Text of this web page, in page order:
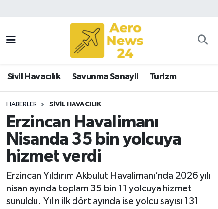
Sivil Havacılık Savunma Sanayii Turizm
HABERLER SIVIL HAVACILIK
Erzincan Havalimanı
Nisanda 35 bin yolcuya
hizmet verdi
Erzincan Yıldırım Akbulut Havalimanı’nda 2026 yılı
nisan ayında toplam 35 bin 11 yolcuya hizmet
sunuldu. Yılın ilk dört ayında ise yolcu sayısı 131